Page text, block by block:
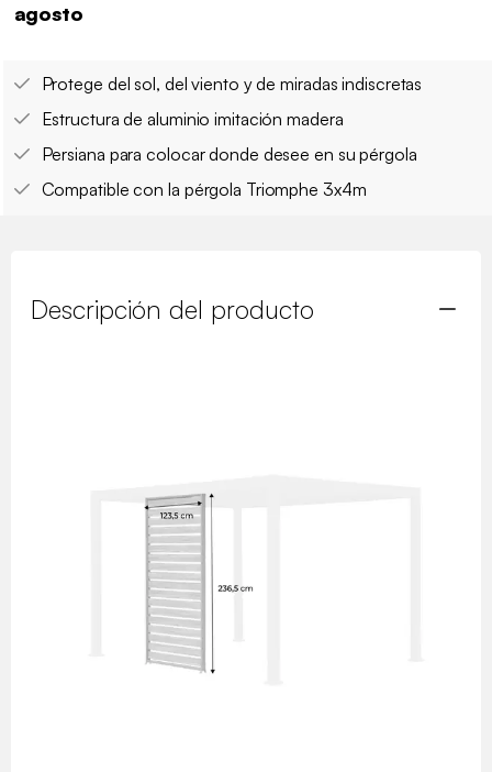
agosto
Protege del sol, del viento y de miradas indiscretas
Estructura de aluminio imitación madera
Persiana para colocar donde desee en su pérgola
Compatible con la pérgola Triomphe 3x4m
Descripción del producto